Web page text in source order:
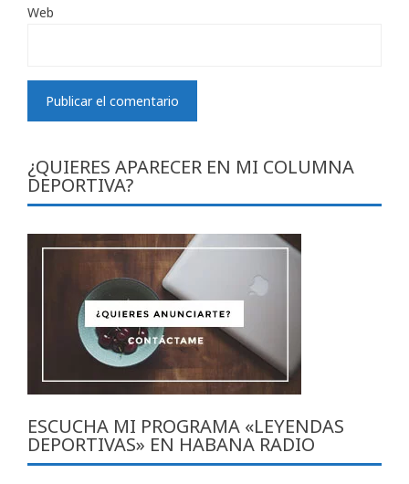
Web
¿QUIERES APARECER EN MI COLUMNA
DEPORTIVA?
ESCUCHA MI PROGRAMA «LEYENDAS
DEPORTIVAS» EN HABANA RADIO